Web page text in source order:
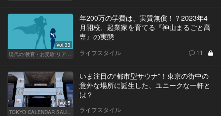
Vol.33
現代の“教育・お受験”リアルドキュメント
年200万の学費は、実質無償！？2023年4
月開校、起業家を育てる『神山まるごと高
専』の実態
ライフスタイル 11
Vol.5
TOKYO CALENDAR SAUNA CLUB ― トウカレ サウナクラブ ―
いま注目の“都市型サウナ”！東京の街中の
意外な場所に誕生した、ユニークな一軒と
は？
ライフスタイル